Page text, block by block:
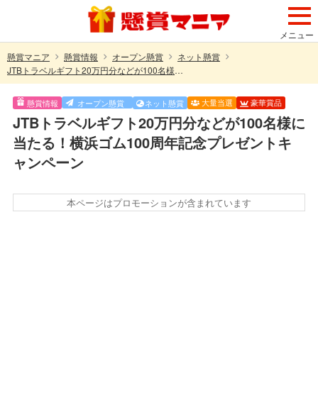
メニュー
懸賞マニア
懸賞情報 オープン懸賞
ネット懸賞
JTBトラベルギフト20万円分などが100名様に当たる！横浜ゴム100周年記念プレゼントキャンペーン
懸賞情報 オープン懸賞 ネット懸賞 大量当選 豪華賞品
JTBトラベルギフト20万円分などが100名様に
当たる！横浜ゴム100周年記念プレゼントキ
ャンペーン
本ページはプロモーションが含まれています